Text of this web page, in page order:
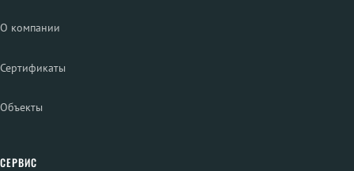
О компании
Сертификаты
Объекты
СЕРВИС